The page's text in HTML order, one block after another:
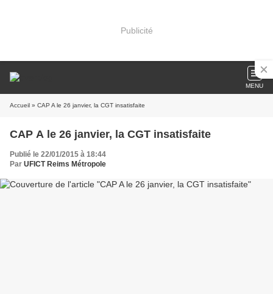
Publicité
MENU
Accueil » CAP A le 26 janvier, la CGT insatisfaite
CAP A le 26 janvier, la CGT insatisfaite
Publié le 22/01/2015 à 18:44
Par UFICT Reims Métropole